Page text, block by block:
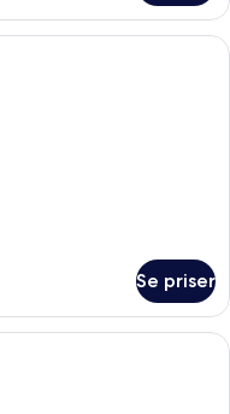
med en säng, ett
Se priser
med en stor säng, en